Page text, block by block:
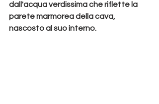
dall'acqua verdissima che riflette la
parete marmorea della cava,
nascosto al suo interno.